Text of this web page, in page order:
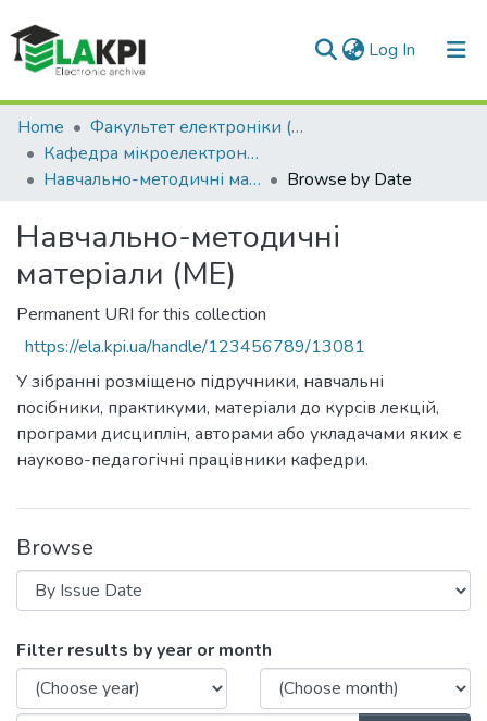
Log In (current)
Communities & Collections
All of DSpace
Home
Факультет електроніки (ФЕЛ)
Кафедра мікроелектроніки (МЕ)
Навчально-методичні матеріали (МЕ)
Browse by Date
Навчально-методичні
матеріали (МЕ)
Permanent URI for this collection
https://ela.kpi.ua/handle/123456789/13081
У зібранні розміщено підручники, навчальні
посібники, практикуми, матеріали до курсів лекцій,
програми дисциплін, авторами або укладачами яких є
науково-педагогічні працівники кафедри.
Browse
Browsing Навчально-методичні
Filter results by year or month